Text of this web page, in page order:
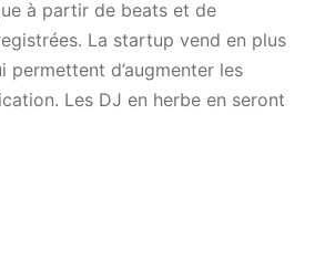
à partir de beats et de
La startup vend en plus
permettent d’augmenter les
Les DJ en herbe en seront